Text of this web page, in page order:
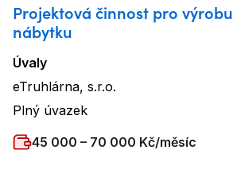
Projektová činnost pro
nábytku
Lokalita
Úvaly
Název firmy:
eTruhlárna, s.r.o.
Typ úvazku:
Plný úvazek
Plat:
45 000 – 70 000 Kč/měsíc